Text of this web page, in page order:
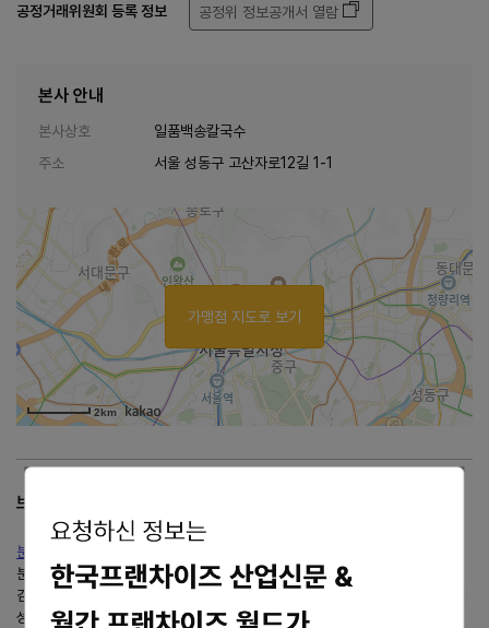
공정거래위원회 등록 정보 공정위 정보공개서 열람
본사 안내
본사상호
일품백송칼국수
주소
서울 성동구 고산자로12길 1-1
2km
가맹점 지도로 보기
브랜드 리뷰
분식 프랜차이즈 기업체 목록
분식 프랜차이즈 기업체 목록 영업표지 대표자 전화 팩스 주소 1 135 튀김집
김옥규 1811-1135 부산 동래구 사직북로 23( 사직동 46-17) 2 gre P&T이
성원양기원 3 JB FAMILY DELIVERY3...